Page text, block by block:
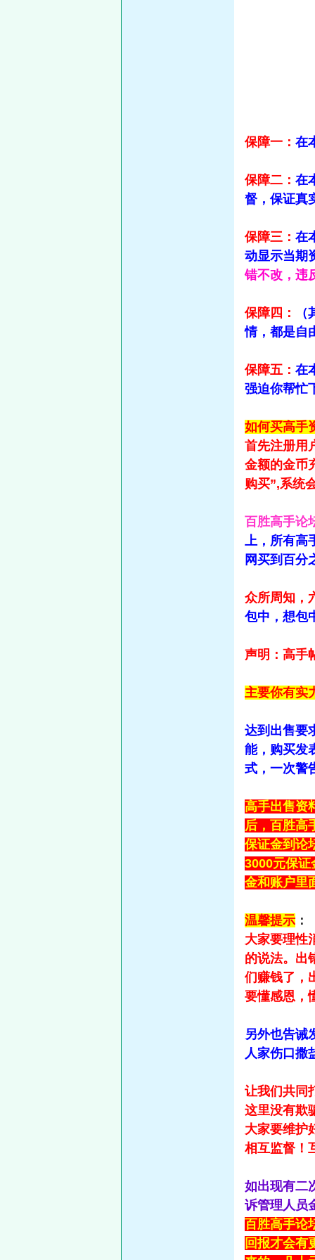
保障一： 在
保障二： 在
督，保证真
保障三： 在
动显示当期
错不改，违
保障四：
情，都是自
保障五： 在
强迫你帮忙
如何买高手
首先注册用
金额的金币
购买”,系统
百胜高手论
上，所有高
网买到百分
众所周知，
包中，想包
声明：高手
主要你有实
达到出售要
能，购买发
式，一次警
高手出售资
后，百胜高
保证金到论
3000元保证
金和账户里
温馨提示 ：
大家要理性
的说法。出
们赚钱了，
要懂感恩，
另外也告诫
人家伤口撒
让我们共同
这里没有欺
大家要维护
相互监督！
如出现有二
诉管理人员
百胜高手论
回报才会有